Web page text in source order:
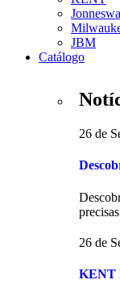
JBM
Catálogo
26 de
26 de
KENT